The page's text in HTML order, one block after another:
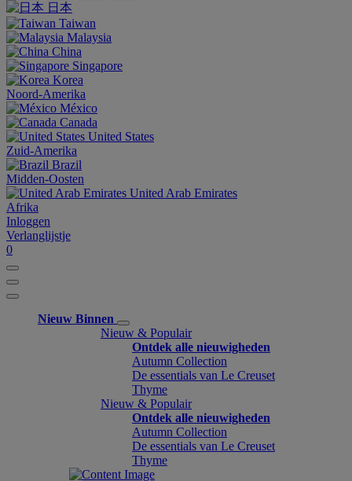
日本
Taiwan
Malaysia
China
Singapore
Korea
Noord-Amerika
México
Canada
United States
Zuid-Amerika
Brazil
Midden-Oosten
United Arab Emirates
Afrika
Inloggen
Verlanglijstje
0
Nieuw Binnen
Nieuw & Populair
Ontdek alle nieuwigheden
Autumn Collection
De essentials van Le Creuset
Thyme
Nieuw & Populair
Ontdek alle nieuwigheden
Autumn Collection
De essentials van Le Creuset
Thyme